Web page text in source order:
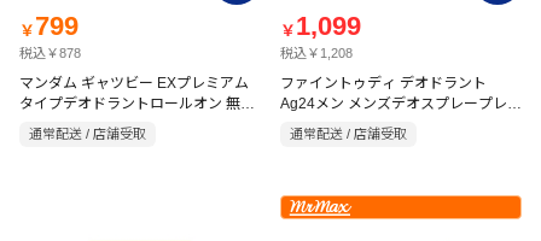
￥ 799
税込￥878
マンダム ギャツビー EXプレミアム
タイプデオドラントロールオン 無香
料 60ml 【医薬部外品】
通常配送 / 店舗受取
￥ 1,099
税込￥1,208
ファイントゥディ デオドラント
Ag24メン メンズデオスプレープレミ
アム 無香【医薬部外品】180g
通常配送 / 店舗受取